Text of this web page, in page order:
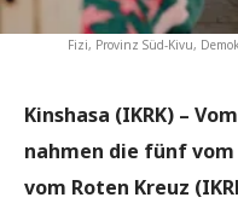
Fizi, Provinz Süd-Kivu,
Kinshasa (IKRK) –
nahmen die fünf
vom Roten Kreuz